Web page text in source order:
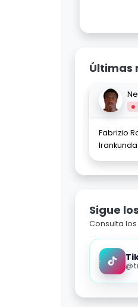
Últimas
Fabrizio
Sigue
Consulta